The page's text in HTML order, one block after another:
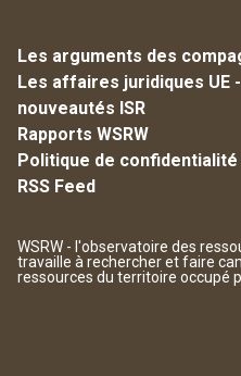
Les arguments des
Les affaires juridiques UE
nouveautés ISR
Rapports WSRW
Politique de confidentialité
RSS Feed
WSRW - l'observatoire des
travaille à rechercher et faire
ressources du territoire occupé